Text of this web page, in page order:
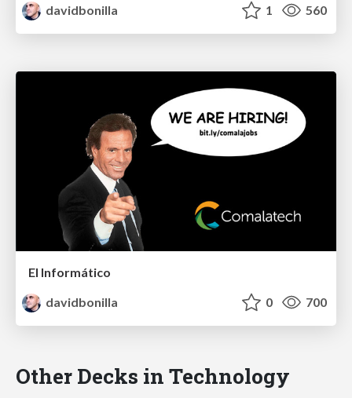
davidbonilla
1 560
El Informático
davidbonilla
0 700
Other Decks in Technology